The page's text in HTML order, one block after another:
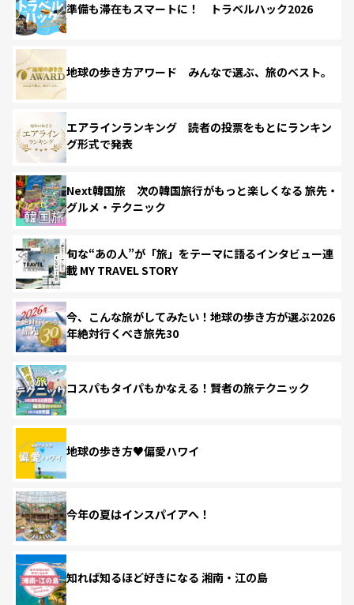
準備も滞在もスマートに！ トラベルハック2026
地球の歩き方アワード みんなで選ぶ、旅のベスト。
エアラインランキング 読者の投票をもとにランキン
グ形式で発表
Next韓国旅 次の韓国旅行がもっと楽しくなる 旅先・
グルメ・テクニック
旬な“あの人”が「旅」をテーマに語るインタビュー連
載 MY TRAVEL STORY
今、こんな旅がしてみたい！地球の歩き方が選ぶ2026
年絶対行くべき旅先30
コスパもタイパもかなえる！賢者の旅テクニック
地球の歩き方♥偏愛ハワイ
今年の夏はインスパイアへ！
知れば知るほど好きになる 湘南・江の島